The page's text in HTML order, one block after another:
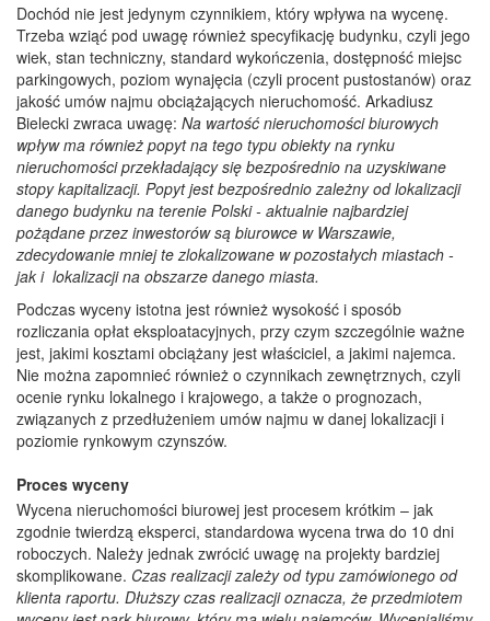
Dochód nie jest jedynym czynnikiem, który wpływa na wycenę.
Trzeba wziąć pod uwagę również specyfikację budynku, czyli jego
wiek, stan techniczny, standard wykończenia, dostępność miejsc
parkingowych, poziom wynajęcia (czyli procent pustostanów) oraz
jakość umów najmu obciążających nieruchomość. Arkadiusz
Bielecki zwraca uwagę: Na wartość nieruchomości biurowych
wpływ ma również popyt na tego typu obiekty na rynku
nieruchomości przekładający się bezpośrednio na uzyskiwane
stopy kapitalizacji. Popyt jest bezpośrednio zależny od lokalizacji
danego budynku na terenie Polski - aktualnie najbardziej
pożądane przez inwestorów są biurowce w Warszawie,
zdecydowanie mniej te zlokalizowane w pozostałych miastach -
jak i lokalizacji na obszarze danego miasta.
Podczas wyceny istotna jest również wysokość i sposób
rozliczania opłat eksploatacyjnych, przy czym szczególnie ważne
jest, jakimi kosztami obciążany jest właściciel, a jakimi najemca.
Nie można zapomnieć również o czynnikach zewnętrznych, czyli
ocenie rynku lokalnego i krajowego, a także o prognozach,
związanych z przedłużeniem umów najmu w danej lokalizacji i
poziomie rynkowym czynszów.
Proces wyceny
Wycena nieruchomości biurowej jest procesem krótkim – jak
zgodnie twierdzą eksperci, standardowa wycena trwa do 10 dni
roboczych. Należy jednak zwrócić uwagę na projekty bardziej
skomplikowane. Czas realizacji zależy od typu zamówionego od
klienta raportu. Dłuższy czas realizacji oznacza, że przedmiotem